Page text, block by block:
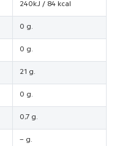
240kJ / 84 kcal
0 g.
0 g.
21 g.
0 g.
0,7 g.
– g.